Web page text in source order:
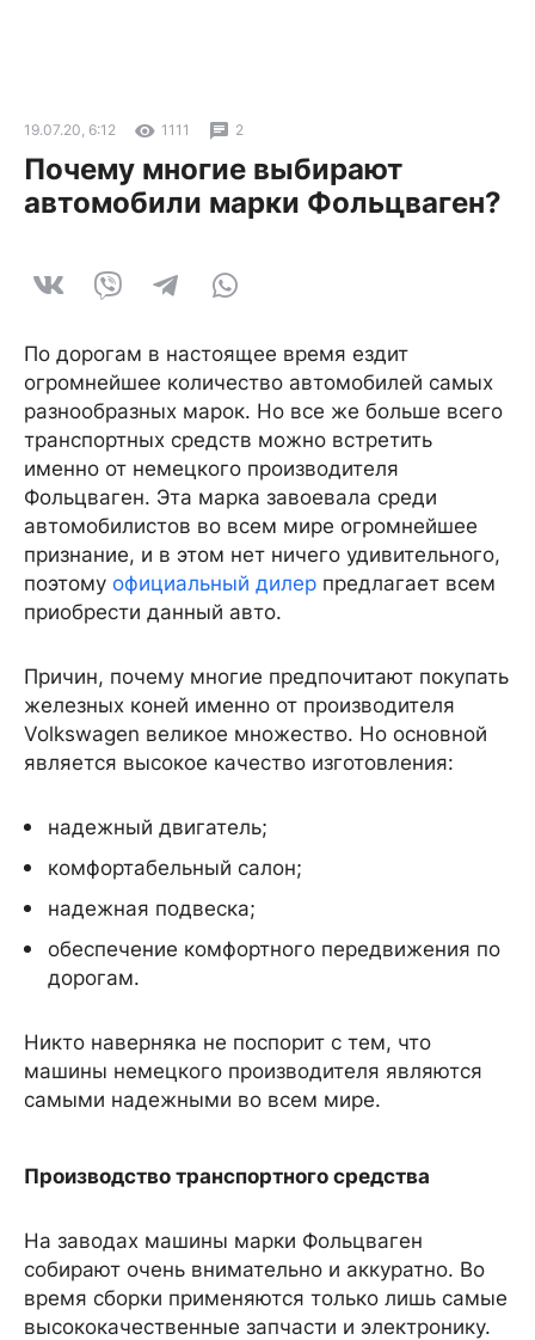
19.07.20, 6:12 1111 2
Почему многие выбирают
автомобили марки Фольцваген?
По дорогам в настоящее время ездит
огромнейшее количество автомобилей самых
разнообразных марок. Но все же больше всего
транспортных средств можно встретить
именно от немецкого производителя
Фольцваген. Эта марка завоевала среди
автомобилистов во всем мире огромнейшее
признание, и в этом нет ничего удивительного,
поэтому официальный дилер предлагает всем
приобрести данный авто.
Причин, почему многие предпочитают покупать
железных коней именно от производителя
Volkswagen великое множество. Но основной
является высокое качество изготовления:
надежный двигатель;
комфортабельный салон;
надежная подвеска;
обеспечение комфортного передвижения по
дорогам.
Никто наверняка не поспорит с тем, что
машины немецкого производителя являются
самыми надежными во всем мире.
Производство транспортного средства
На заводах машины марки Фольцваген
собирают очень внимательно и аккуратно. Во
время сборки применяются только лишь самые
высококачественные запчасти и электронику.